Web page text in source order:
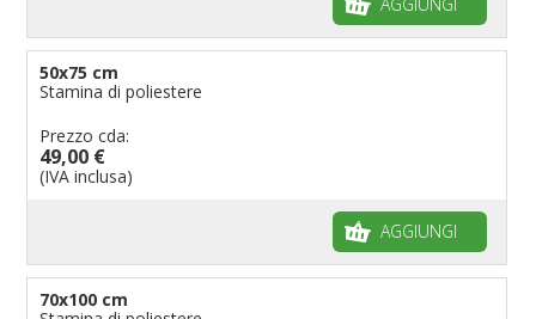
50x75 cm
Stamina di poliestere
Prezzo cda:
49,00 €
(IVA inclusa)
AGGIUNGI
70x100 cm